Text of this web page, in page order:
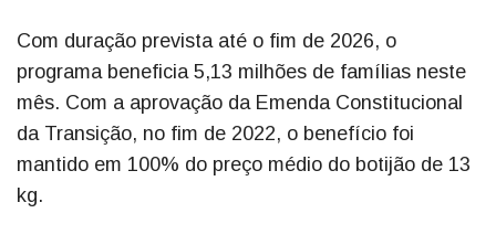
Com duração prevista até o fim de 2026, o
programa beneficia 5,13 milhões de famílias neste
mês. Com a aprovação da Emenda Constitucional
da Transição, no fim de 2022, o benefício foi
mantido em 100% do preço médio do botijão de 13
kg.